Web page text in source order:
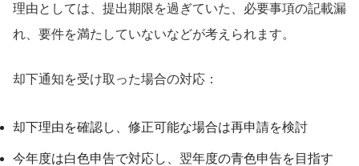
理由としては、提出期限を過ぎていた、必要事項の記載漏
れ、要件を満たしていないなどが考えられます。
却下通知を受け取った場合の対応：
却下理由を確認し、修正可能な場合は再申請を検討
今年度は白色申告で対応し、翌年度の青色申告を目指す